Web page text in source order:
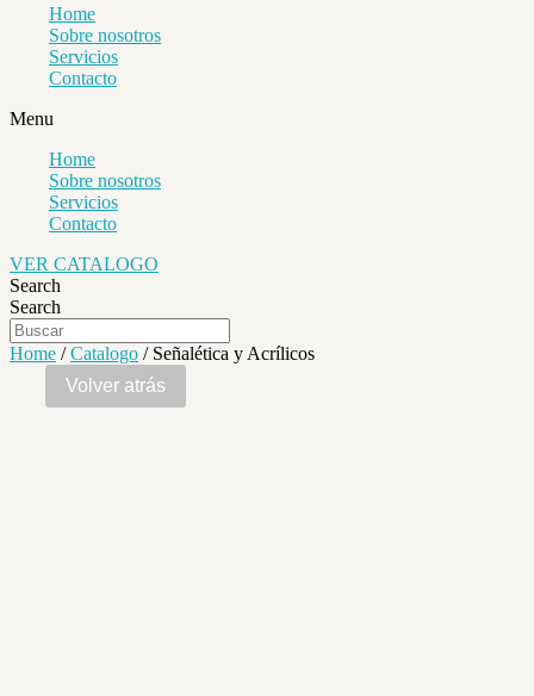
Home
Sobre nosotros
Servicios
Contacto
Menu
Home
Sobre nosotros
Servicios
Contacto
VER CATALOGO
Search
Search
Home /Catalogo / Señalética y Acrílicos